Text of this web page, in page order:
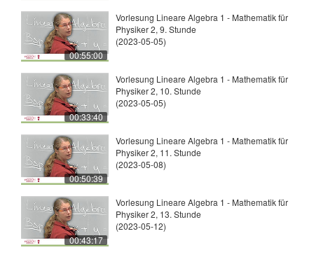
00:55:00
Vorlesung Lineare Algebra 1 - Mathematik für
Physiker 2, 9. Stunde
(2023-05-05)
00:33:40
Vorlesung Lineare Algebra 1 - Mathematik für
Physiker 2, 10. Stunde
(2023-05-05)
00:50:39
Vorlesung Lineare Algebra 1 - Mathematik für
Physiker 2, 11. Stunde
(2023-05-08)
00:43:17
Vorlesung Lineare Algebra 1 - Mathematik für
Physiker 2, 13. Stunde
(2023-05-12)